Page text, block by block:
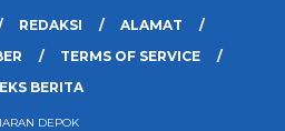
REDAKSI
ALAMAT
TERMS OF SERVICE
BERITA
DEPOK